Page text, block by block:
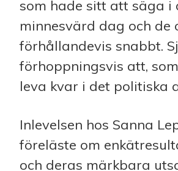
som hade sitt att säga i
minnesvärd dag och
förhållandevis snabbt.
förhoppningsvis att,
leva kvar i det politiska
Inlevelsen hos Sanna
föreläste om
och deras märkbara